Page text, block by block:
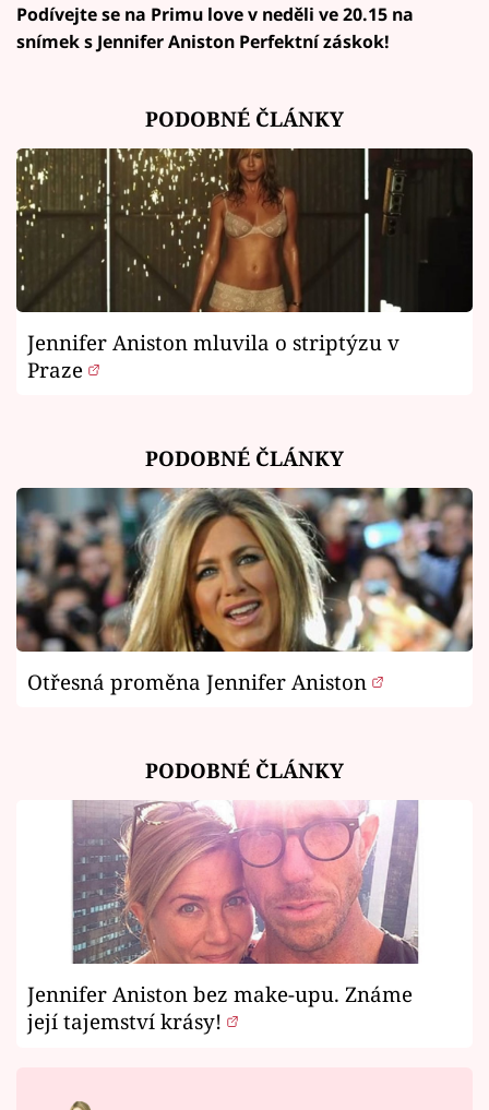
Podívejte se na Primu love v neděli ve 20.15 na
snímek s Jennifer Aniston Perfektní záskok!
PODOBNÉ ČLÁNKY
Jennifer Aniston mluvila o striptýzu v
Praze
PODOBNÉ ČLÁNKY
Otřesná proměna Jennifer Aniston
PODOBNÉ ČLÁNKY
Jennifer Aniston bez make-upu. Známe
její tajemství krásy!